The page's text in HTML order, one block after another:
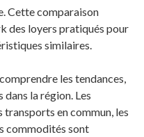
Cette comparaison
des loyers pratiqués pour
similaires.
les tendances,
la région. Les
en commun, les
commodités sont